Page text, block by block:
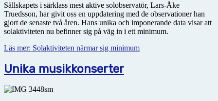
Sällskapets i särklass mest aktive solobservatör, Lars-Åke
Truedsson, har givit oss en uppdatering med de observationer han
gjort de senaste två åren. Hans unika och imponerande data visar att
solaktiviteten nu befinner sig på väg in i ett minimum.
Läs mer: Solaktiviteten närmar sig minimum
Unika musikkonserter